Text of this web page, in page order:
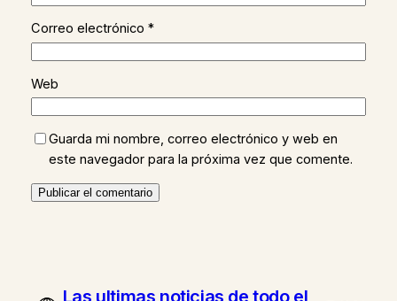
Correo electrónico *
Web
Guarda mi nombre, correo electrónico y web en
este navegador para la próxima vez que comente.
Las ultimas noticias de todo el